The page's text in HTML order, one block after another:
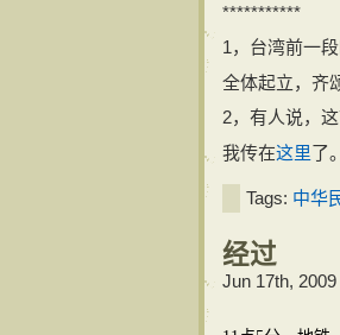
***********
1，台湾前一
全体起立，齐
2，有人说，
我传在这里了。
Tags: 中华
经过
Jun 17th, 2009